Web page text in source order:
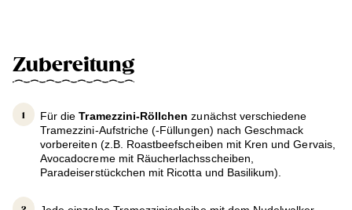
Zubereitung
Für die Tramezzini-Röllchen zunächst verschiedene
Tramezzini-Aufstriche (-Füllungen) nach Geschmack
vorbereiten (z.B. Roastbeefscheiben mit Kren und Gervais,
Avocadocreme mit Räucherlachsscheiben,
Paradeiserstückchen mit Ricotta und Basilikum).